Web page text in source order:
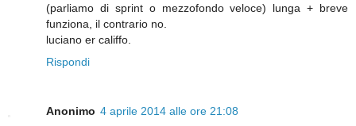
(parliamo di sprint o mezzofondo veloce) lunga + breve
funziona, il contrario no.
luciano er califfo.
Rispondi
Anonimo 4 aprile 2014 alle ore 21:08